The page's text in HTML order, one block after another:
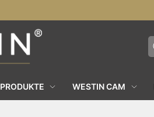
PRODUKTE WESTIN CAM